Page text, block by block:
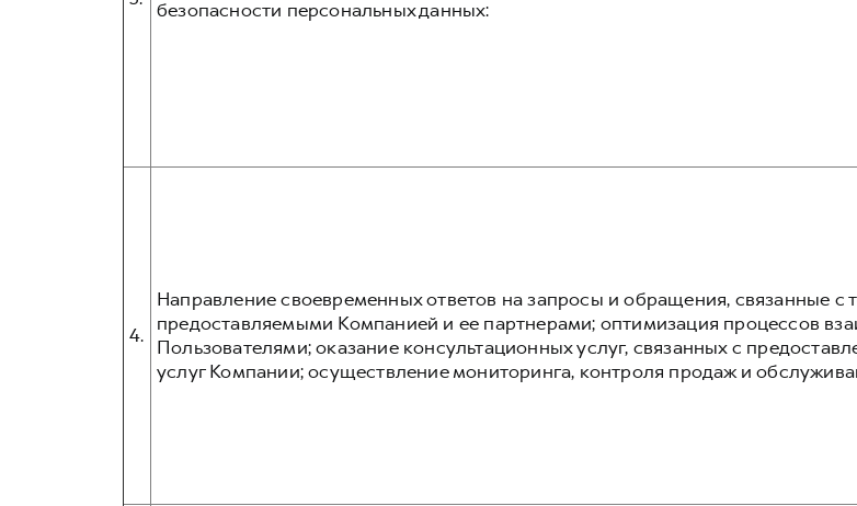
безопасности персональных данных:
4.
Направление своевременных ответов на запросы и обращения, связанные с
предоставляемыми Компанией и ее партнерами; оптимизация процессов
Пользователями; оказание консультационных услуг, связанных с
услуг Компании; осуществление мониторинга, контроля продаж и